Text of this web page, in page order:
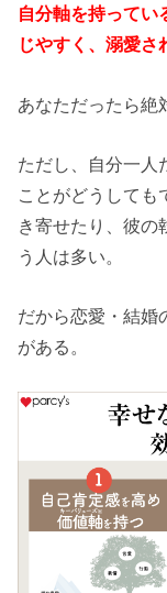
自分軸を持ってい
じやすく、溺愛さ
あなただったら絶
ただし、自分一人
ことがどうしても
き寄せたり、彼の
う人は多い。
だから恋愛・結婚
がある。